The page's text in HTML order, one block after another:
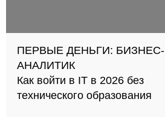
ПЕРВЫЕ ДЕНЬГИ: БИЗНЕС-
АНАЛИТИК
Как войти в IT в 2026 без
технического образования